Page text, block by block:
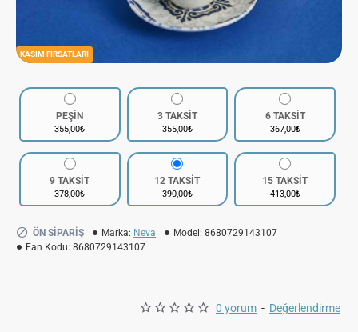
KASIM FIRSATLARI
0 yorum - Değerlendirme
PEŞİN
355,00₺
3 TAKSİT
355,00₺
6 TAKSİT
367,00₺
9 TAKSİT
378,00₺
12 TAKSİT
390,00₺
15 TAKSİT
413,00₺
ÖN SIPARIŞ Marka: Neva Model: 8680729143107
Ean Kodu: 8680729143107